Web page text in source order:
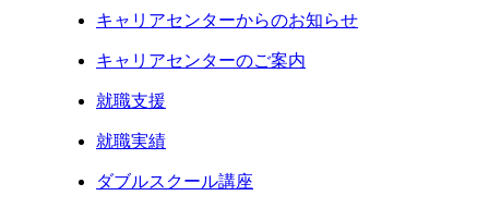
キャリアセンターからのお知らせ
キャリアセンターのご案内
就職支援
就職実績
ダブルスクール講座